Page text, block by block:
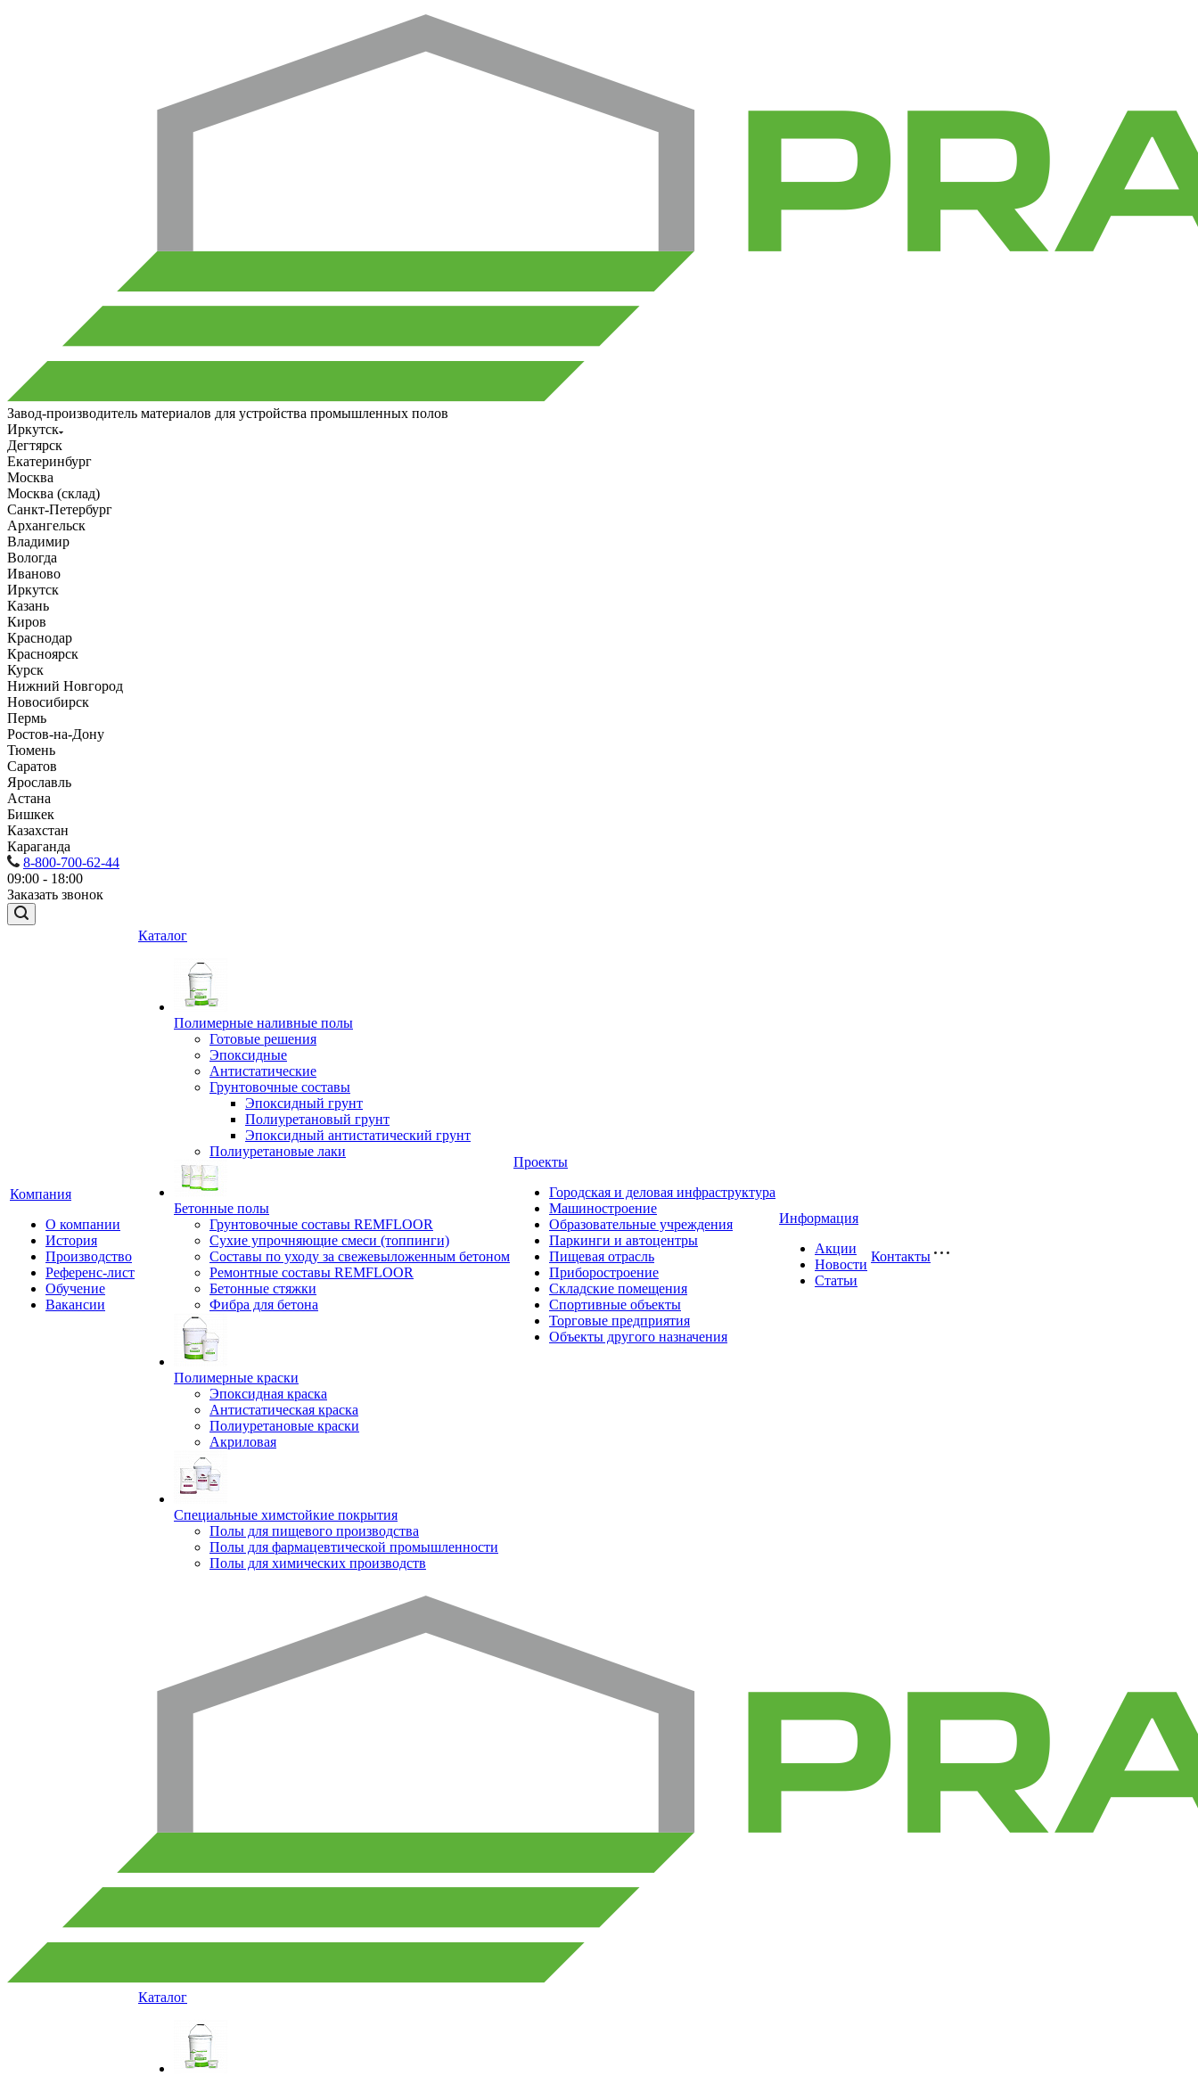
Завод-производитель материалов для устройства промышленных полов
Иркутск
Дегтярск
Екатеринбург
Москва
Москва (склад)
Санкт-Петербург
Архангельск
Владимир
Вологда
Иваново
Иркутск
Казань
Киров
Краснодар
Красноярск
Курск
Нижний Новгород
Новосибирск
Пермь
Ростов-на-Дону
Тюмень
Саратов
Ярославль
Астана
Бишкек
Казахстан
Караганда
8-800-700-62-44
09:00 - 18:00
Заказать звонок
Компания
О компании
История
Производство
Референс-лист
Обучение
Вакансии
Каталог
Полимерные наливные полы
Готовые решения
Эпоксидные
Антистатические
Грунтовочные составы
Эпоксидный грунт
Полиуретановый грунт
Эпоксидный антистатический грунт
Полиуретановые лаки
Бетонные полы
Грунтовочные составы REMFLOOR
Сухие упрочняющие смеси (топпинги)
Составы по уходу за свежевыложенным бетоном
Ремонтные составы REMFLOOR
Бетонные стяжки
Фибра для бетона
Полимерные краски
Эпоксидная краска
Антистатическая краска
Полиуретановые краски
Акриловая
Специальные химстойкие покрытия
Полы для пищевого производства
Полы для фармацевтической промышленности
Полы для химических производств
Проекты
Городская и деловая инфраструктура
Машиностроение
Образовательные учреждения
Паркинги и автоцентры
Пищевая отрасль
Приборостроение
Складские помещения
Спортивные объекты
Торговые предприятия
Объекты другого назначения
Информация
Акции
Новости
Статьи
Контакты
Каталог